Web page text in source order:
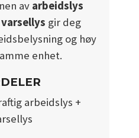
av arbeidslys
gir deg
og høy
enhet.
arbeidslys +